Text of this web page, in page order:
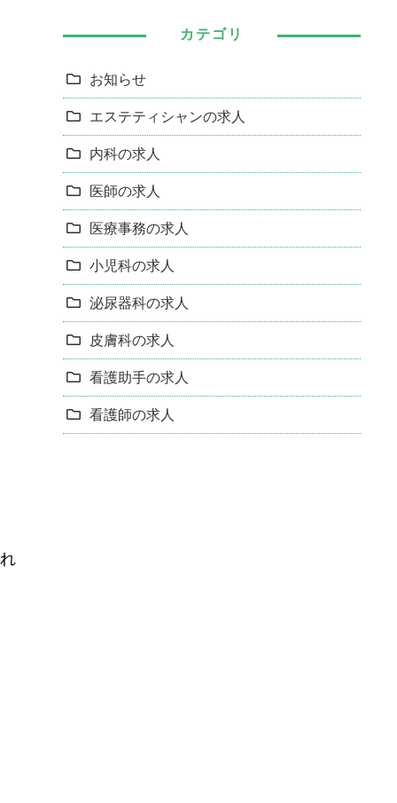
カテゴリ
お知らせ
エステティシャンの求人
内科の求人
医師の求人
医療事務の求人
小児科の求人
泌尿器科の求人
皮膚科の求人
看護助手の求人
看護師の求人